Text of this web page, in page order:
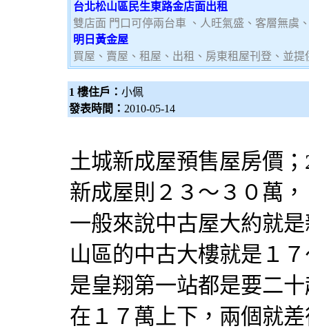
台北松山區民生東路金店面出租
雙店面 門口可停兩台車 、人旺氣盛、客層無虞
明日黃金屋
買屋、賣屋、租屋、出租、房東租屋刊登、並
1 樓住戶： 小佩
發表時間： 2010-05-14
土城新成屋預售屋房價；
新成屋則２３～３０萬，
一般來說中古屋大約就
山區的中古大樓就是１
是皇翔第一站都是要二
在１７萬上下，兩個就